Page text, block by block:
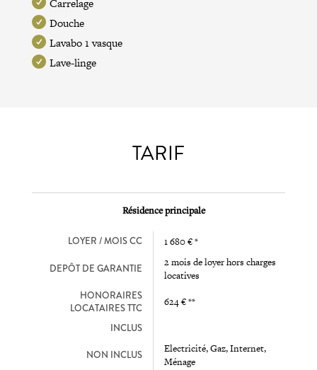
Carrelage
Douche
Lavabo 1 vasque
Lave-linge
TARIF
Résidence principale
LOYER / MOIS CC 1 680 € *
DEPÔT DE GARANTIE
2 mois de loyer hors charges
locatives
HONORAIRES
LOCATAIRES TTC
624 € **
INCLUS
NON INCLUS
Electricité, Gaz, Internet,
Ménage